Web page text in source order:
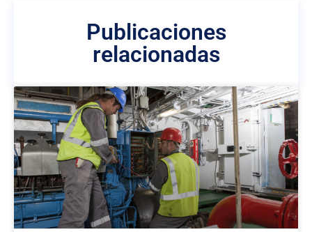
Publicaciones
relacionadas